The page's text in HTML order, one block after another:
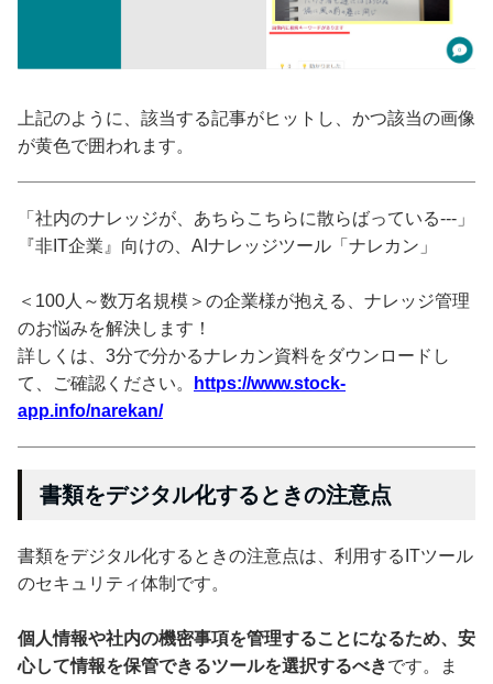
上記のように、該当する記事がヒットし、かつ該当の画像
が黄色で囲われます。
「社内のナレッジが、あちらこちらに散らばっている---」
『非IT企業』向けの、AIナレッジツール「ナレカン」
＜100人～数万名規模＞の企業様が抱える、ナレッジ管理
のお悩みを解決します！
詳しくは、3分で分かるナレカン資料をダウンロードし
て、ご確認ください。
https://www.stock-
app.info/narekan/
書類をデジタル化するときの注意点
書類をデジタル化するときの注意点は、利用するITツール
のセキュリティ体制です。
個人情報や社内の機密事項を管理することになるため、安
心して情報を保管できるツールを選択するべきです。ま